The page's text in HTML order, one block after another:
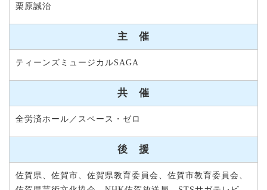
栗原誠治
主 催
ティーンズミュージカルSAGA
共 催
全労済ホール／スペース・ゼロ
後 援
佐賀県、佐賀市、佐賀県教育委員会、佐賀市教育委員会、